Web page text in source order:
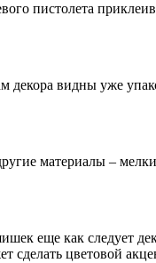
пистолета
видны уже
материалы –
еще как следует
сделать цветовой